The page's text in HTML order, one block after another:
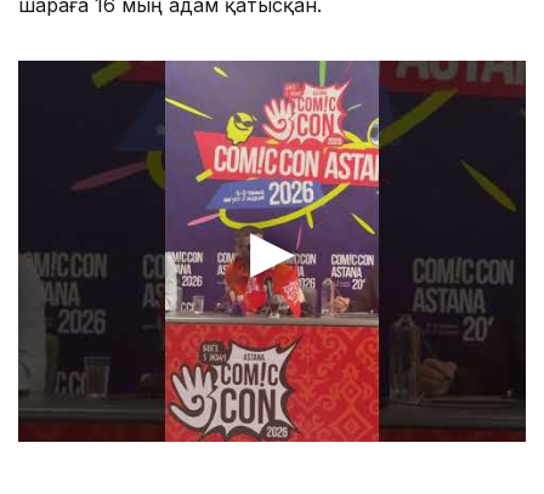
шараға 16 мың адам қатысқан.